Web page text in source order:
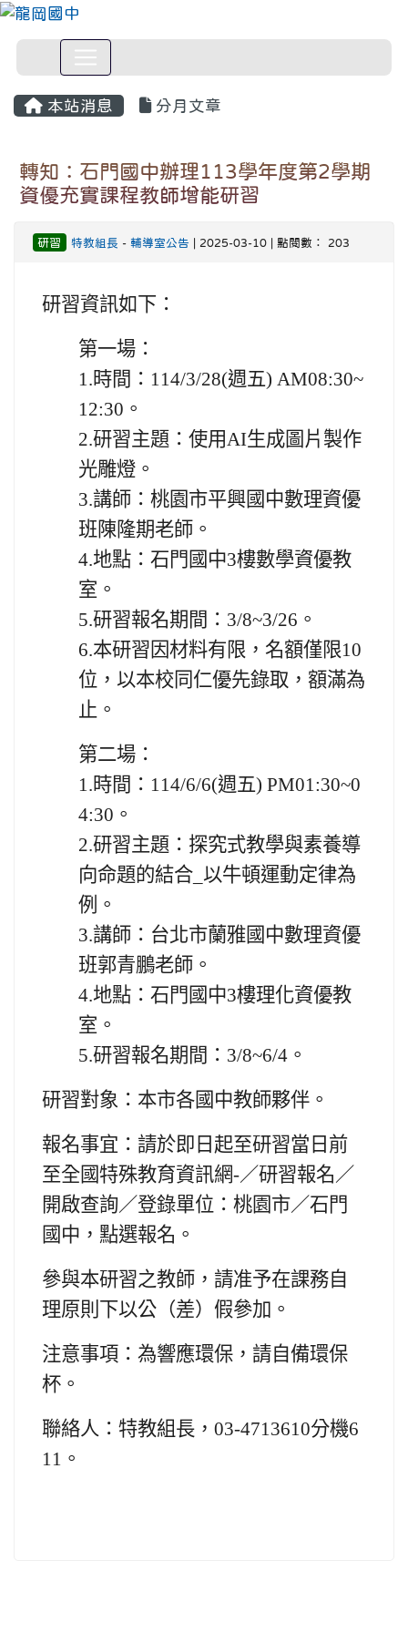
本站消息 分月文章
轉知：石門國中辦理113學年度第2學期
資優充實課程教師增能研習
研習 特教組長 - 輔導室公告 | 2025-03-10 | 點閱數： 203
研習資訊如下：
第一場：
1.時間： 114/3/28(週五) AM08:30~
12:30。
2.研習主題：使用AI生成圖片製作
光雕燈。
3.講師：桃園市平興國中數理資優
班陳隆期老師。
4.地點：石門國中3樓數學資優教
室。
5.研習報名期間：3/8~3/26。
6.本研習因材料有限，名額僅限10
位，以本校同仁優先錄取，額滿為
止。
第二場：
1.時間： 114/6/6(週五) PM01:30~0
4:30 。
2.研習主題： 探究式教學與素養導
向命題的結合_以牛頓運動定律為
例 。
3.講師： 台北市蘭雅國中數理資優
班郭青鵬老師 。
4.地點： 石門國中3樓理化資優教
室 。
5.研習報名期間： 3/8~6/4 。
研習對象：本市各國中教師夥伴。
報名事宜：請於即日起至研習當日前
至全國特殊教育資訊網-／研習報名／
開啟查詢／登錄單位：桃園市／石門
國中，點選報名。
參與本研習之教師，請准予在課務自
理原則下以公（差）假參加。
注意事項：為響應環保，請自備環保
杯。
聯絡人：特教組長，03-4713610分機6
11。